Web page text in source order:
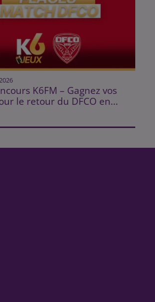
K6FM – Gagnez vos
le retour du DFCO en...